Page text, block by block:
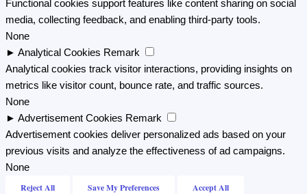
Functional cookies support features like content sharing on social
media, collecting feedback, and enabling third-party tools.
None
► Analytical Cookies Remark
Analytical cookies track visitor interactions, providing insights on
metrics like visitor count, bounce rate, and traffic sources.
None
► Advertisement Cookies Remark
Advertisement cookies deliver personalized ads based on your
previous visits and analyze the effectiveness of ad campaigns.
None
Reject All Save My Preferences Accept All